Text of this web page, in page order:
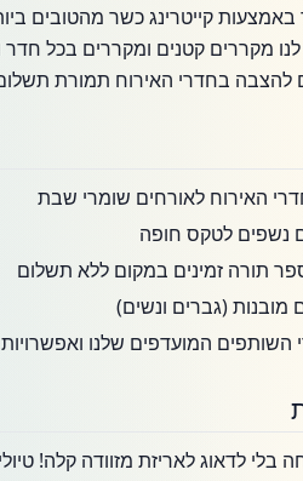
קייטרינג כשר מהטובים
מקררים קטנים ומקררים בכל
להצבה בחדרי האירוח תמורת
האירוח לאורחים שומרי שבת
נשפים לטקס חופה
תורה זמינים במקום ללא תשלום
מובנות (גברים ונשים)
השותפים המועדפים שלנו ואפשרויות
לדאוג לאריזת מזוודה קלה!